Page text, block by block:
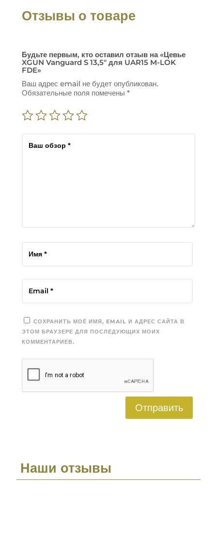
Отзывы о товаре
Будьте первым, кто оставил отзыв на «Цевье
XGUN Vanguard S 13,5″ для UAR15 M-LOK
FDE»
Ваш адрес email не будет опубликован.
Обязательные поля помечены *
СОХРАНИТЬ МОЁ ИМЯ, EMAIL И АДРЕС САЙТА В
ЭТОМ БРАУЗЕРЕ ДЛЯ ПОСЛЕДУЮЩИХ МОИХ
КОММЕНТАРИЕВ.
Отправить
Наши отзывы